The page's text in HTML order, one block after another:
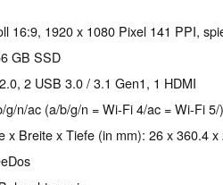
16:9, 1920 x 1080 Pixel 141 PPI,
GB SSD
2 USB 3.0 / 3.1 Gen1, 1 HDMI
g/n/ac (a/b/g/n = Wi-Fi 4/ac = Wi-Fi
x Breite x Tiefe (in mm): 26 x 360.4 x